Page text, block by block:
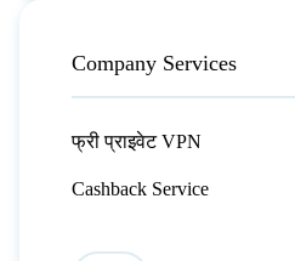
Company Services
फ्री प्राइवेट VPN
Cashback Service